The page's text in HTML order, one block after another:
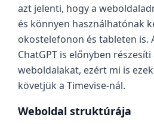
azt jelenti, hogy a
és könnyen használhatónak
okostelefonon és tableten is.
ChatGPT is előnyben
weboldalakat, ezért mi is
követjük a Timevise-nál.
Weboldal struktúrája